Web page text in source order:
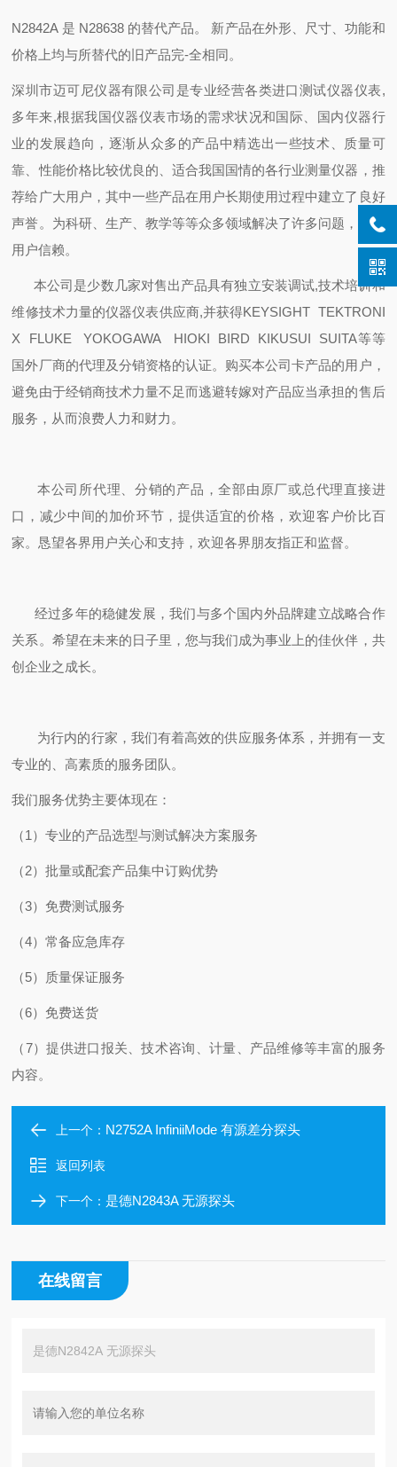
N2842A 是 N28638 的替代产品。 新产品在外形、尺寸、功能和
价格上均与所替代的旧产品完-全相同。
深圳市迈可尼仪器有限公司是专业经营各类进口测试仪器仪表,
多年来,根据我国仪器仪表市场的需求状况和国际、国内仪器行
业的发展趋向，逐渐从众多的产品中精选出一些技术、质量可
靠、性能价格比较优良的、适合我国国情的各行业测量仪器，推
荐给广大用户，其中一些产品在用户长期使用过程中建立了良好
声誉。为科研、生产、教学等等众多领域解决了许多问题，倍受
用户信赖。
本公司是少数几家对售出产品具有独立安装调试,技术培训和
维修技术力量的仪器仪表供应商,并获得KEYSIGHT TEKTRONI
X FLUKE YOKOGAWA HIOKI BIRD KIKUSUI SUITA等等
国外厂商的代理及分销资格的认证。购买本公司卡产品的用户，
避免由于经销商技术力量不足而逃避转嫁对产品应当承担的售后
服务，从而浪费人力和财力。
本公司所代理、分销的产品，全部由原厂或总代理直接进
口，减少中间的加价环节，提供适宜的价格，欢迎客户价比百
家。恳望各界用户关心和支持，欢迎各界朋友指正和监督。
经过多年的稳健发展，我们与多个国内外品牌建立战略合作
关系。希望在未来的日子里，您与我们成为事业上的佳伙伴，共
创企业之成长。
为行内的行家，我们有着高效的供应服务体系，并拥有一支
专业的、高素质的服务团队。
我们服务优势主要体现在：
（1）专业的产品选型与测试解决方案服务
（2）批量或配套产品集中订购优势
（3）免费测试服务
（4）常备应急库存
（5）质量保证服务
（6）免费送货
（7）提供进口报关、技术咨询、计量、产品维修等丰富的服务
内容。
上一个： N2752A InfiniiMode 有源差分探头
返回列表
下一个：是德N2843A 无源探头
在线留言